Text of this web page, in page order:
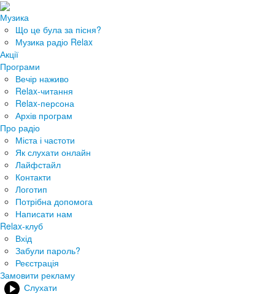
Музика
Що це була за пісня?
Музика радіо Relax
Акції
Програми
Вечір наживо
Relax-читання
Relax-персона
Архів програм
Про радіо
Міста і частоти
Як слухати онлайн
Лайфстайл
Контакти
Логотип
Потрібна допомога
Написати нам
Relax-клуб
Вхід
Забули пароль?
Реєстрація
Замовити рекламу
Слухати